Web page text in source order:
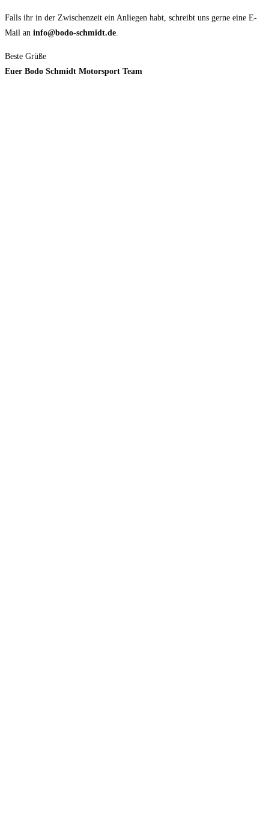
Falls ihr in der Zwischenzeit ein Anliegen habt, schreibt uns gerne eine E-
Mail an info@bodo-schmidt.de.
Beste Grüße
Euer Bodo Schmidt Motorsport Team